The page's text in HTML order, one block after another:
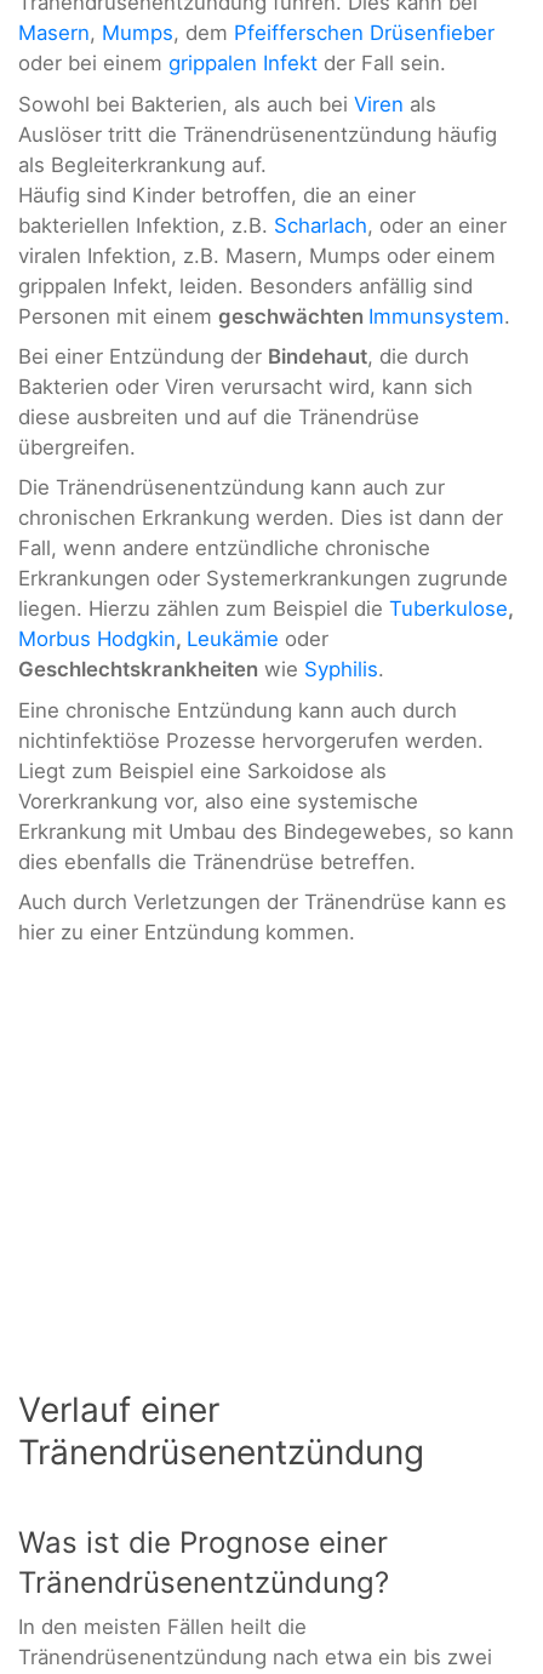
Masern, Mumps, dem Pfeifferschen Drüsenfieber
oder bei einem grippalen Infekt der Fall sein.
Sowohl bei Bakterien, als auch bei Viren als
Auslöser tritt die Tränendrüsenentzündung häufig
als Begleiterkrankung auf.
Häufig sind Kinder betroffen, die an einer
bakteriellen Infektion, z.B. Scharlach, oder an einer
viralen Infektion, z.B. Masern, Mumps oder einem
grippalen Infekt, leiden. Besonders anfällig sind
Personen mit einem geschwächten Immunsystem.
Bei einer Entzündung der Bindehaut, die durch
Bakterien oder Viren verursacht wird, kann sich
diese ausbreiten und auf die Tränendrüse
übergreifen.
Die Tränendrüsenentzündung kann auch zur
chronischen Erkrankung werden. Dies ist dann der
Fall, wenn andere entzündliche chronische
Erkrankungen oder Systemerkrankungen zugrunde
liegen. Hierzu zählen zum Beispiel die Tuberkulose,
Morbus Hodgkin, Leukämie oder
Geschlechtskrankheiten wie Syphilis.
Eine chronische Entzündung kann auch durch
nichtinfektiöse Prozesse hervorgerufen werden.
Liegt zum Beispiel eine Sarkoidose als
Vorerkrankung vor, also eine systemische
Erkrankung mit Umbau des Bindegewebes, so kann
dies ebenfalls die Tränendrüse betreffen.
Auch durch Verletzungen der Tränendrüse kann es
hier zu einer Entzündung kommen.
Verlauf einer
Tränendrüsenentzündung
Was ist die Prognose einer
Tränendrüsenentzündung?
In den meisten Fällen heilt die
Tränendrüsenentzündung nach etwa ein bis zwei